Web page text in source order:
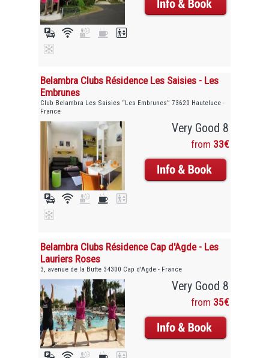
Belambra Clubs Résidence Les Saisies - Les
Embrunes
Club Belambra Les Saisies “Les Embrunes” 73620 Hauteluce -
France
Very Good 8
from 33€
Belambra Clubs Résidence Cap d'Agde - Les
Lauriers Roses
3, avenue de la Butte 34300 Cap d'Agde - France
Very Good 8
from 35€